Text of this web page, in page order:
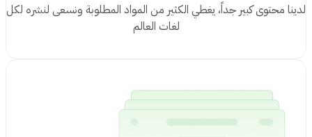
محتوى كبير جداً، يغطي الكثير من المواد المطلوبة ونسعى لنشره لكل
لغات العالم